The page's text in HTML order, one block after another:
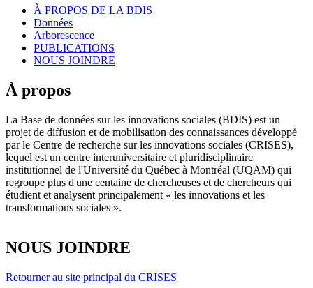
À PROPOS DE LA BDIS
Données
Arborescence
PUBLICATIONS
NOUS JOINDRE
À propos
La Base de données sur les innovations sociales (BDIS) est un
projet de diffusion et de mobilisation des connaissances développé
par le Centre de recherche sur les innovations sociales (CRISES),
lequel est un centre interuniversitaire et pluridisciplinaire
institutionnel de l'Université du Québec à Montréal (UQAM) qui
regroupe plus d'une centaine de chercheuses et de chercheurs qui
étudient et analysent principalement « les innovations et les
transformations sociales ».
NOUS JOINDRE
Retourner au site principal du CRISES